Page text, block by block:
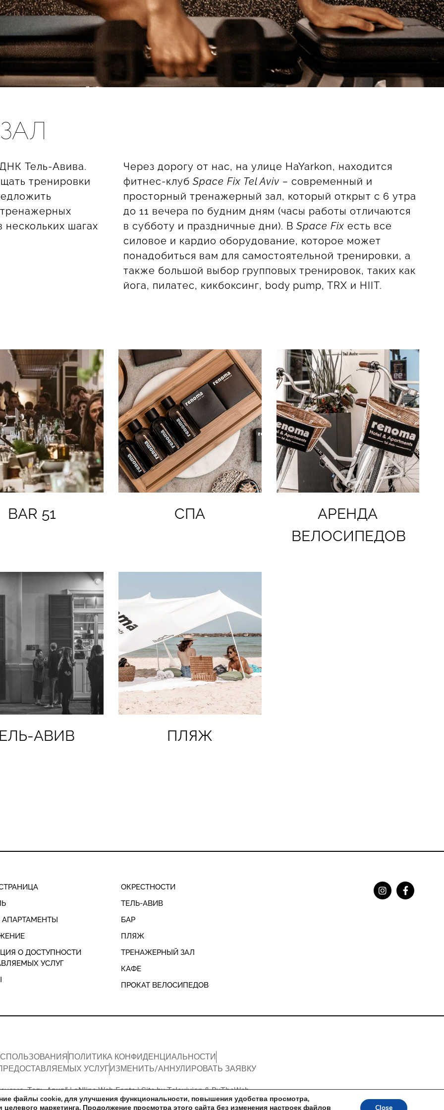
Тель-Авива.
тренировки
шагах
Через дорогу от нас, на улице HaYarkon, находится
фитнес-клуб Space Fix Tel Aviv – современный и
просторный тренажерный зал, который открыт с 6 утра
до 11 вечера по будним дням (часы работы отличаются
в субботу и праздничные дни). В Space Fix есть все
силовое и кардио оборудование, которое может
понадобиться вам для самостоятельной тренировки, а
также большой выбор групповых тренировок, таких как
йога, пилатес, кикбоксинг, body pump, TRX и HIIT.
BAR 51 СПА
АРЕНДА
ВЕЛОСИПЕДОВ
АВИВ ПЛЯЖ
О ДОСТУПНОСТИ
УСЛУГ
ОКРЕСТНОСТИ
ТЕЛЬ-АВИВ
БАР
ПЛЯЖ
ТРЕНАЖЕРНЫЙ ЗАЛ
КАФЕ
ПРОКАТ ВЕЛОСИПЕДОВ
ПОЛИТИКА КОНФИДЕНЦИАЛЬНОСТИ
УСЛУГ​ИЗМЕНИТЬ/АННУЛИРОВАТЬ ЗАЯВКУ
Тель-Авив” |oNline Web Fonts| Site byTelavivian&ByTheWeb
файлы cookie, для улучшения функциональности, повышения удобства просмотра,
маркетинга. Продолжение просмотра этого сайта без изменения настроек файлов
Close